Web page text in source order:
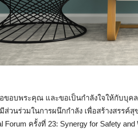
ขอบพระคุณ และขอเป็นกำลังใจให้กับบุค
ส่วนร่วมในการผนึกกำลัง เพื่อสร้างสรร
Forum ครั้งที่ 23: Synergy for Safety